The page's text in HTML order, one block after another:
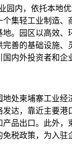
园内，依托本地
集轻工业制造、
。园区以高效、
善的基础设施、
内外投资者和企
处柬埔寨工业经
达，靠近主要港
品出口。此外，
免税政策，为入驻